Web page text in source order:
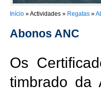
You are here
Início » Actividades » Regatas »
Abonos ANC
Os
timbrado da